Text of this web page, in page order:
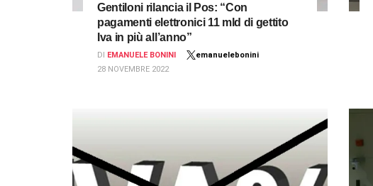
Gentiloni rilancia il Pos: “Con
pagamenti elettronici 11 mld di gettito
Iva in più all’anno”
DI EMANUELE BONINI
emanuelebonini
28 NOVEMBRE 2022